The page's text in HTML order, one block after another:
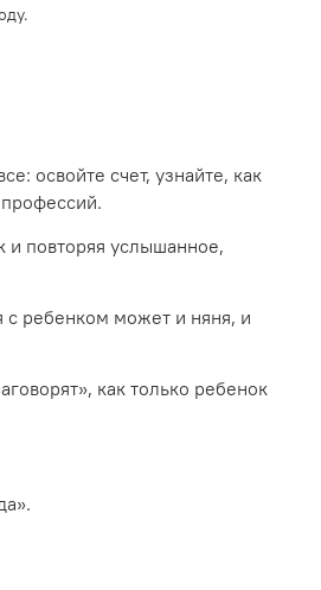
освойте счет, узнайте, как
и повторяя услышанное,
с ребенком может и няня, и
как только ребенок